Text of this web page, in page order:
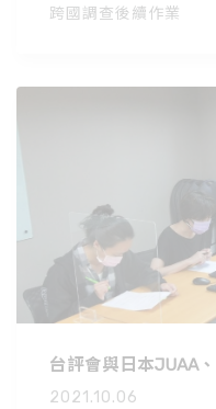
跨國調查後續作業
台評會與日本JUAA
2021.10.06